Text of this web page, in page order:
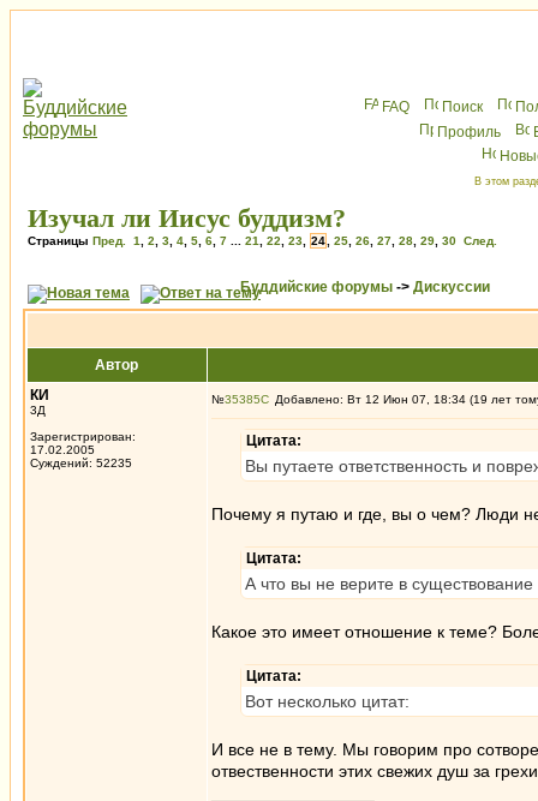
FAQ Поиск
Профиль
В этом
Изучал ли Иисус буддизм?
Страницы Пред. 1 2 3 4 5 6 7 21 22 23 24 25 26 27 28 29 30 След.
Буддийские форумы -> Дискуссии
Автор
КИ
3Д
Зарегистрирован:
17.02.2005
Суждений: 52235
№35385 Добавлено: Вт 12 Июн 07, 18:34 (19 лет
Цитата:
Вы путаете ответственность и
Почему я путаю и где, вы о чем? Люди
Цитата:
А что вы не верите в существование
Какое это имеет отношение к теме?
Цитата:
Вот несколько цитат:
И все не в тему. Мы говорим про
отвественности этих свежих душ за